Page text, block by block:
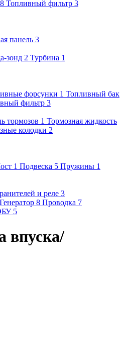
8 Топливный фильтр 3
панель 3
зонд 2 Турбина 1
форсунки 1 Топливный бак
фильтр 3
тормозов 1 Тормозная жидкость
колодки 2
1 Подвеска 5 Пружины 1
и реле 3
Генератор 8 Проводка 7
5
впуска/